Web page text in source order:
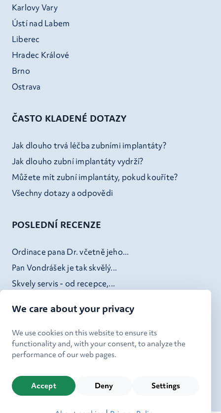
Karlovy Vary
Ústí nad Labem
Liberec
Hradec Králové
Brno
Ostrava
ČASTO KLADENÉ DOTAZY
Jak dlouho trvá léčba zubními implantáty?
Jak dlouho zubní implantáty vydrží?
Můžete mít zubní implantáty, pokud kouříte?
Všechny dotazy a odpovědi
POSLEDNÍ RECENZE
Ordinace pana Dr. včetně jeho...
Pan Vondrášek je tak skvělý...
Skvely servis - od recepce,...
Používání cookies|Nastavení cookies
We care about your privacy
We use cookies on this website to ensure its
functionality and, with your consent, to analyze the
performance of our web pages.
Accept Deny Settings